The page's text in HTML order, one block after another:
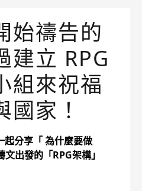
始禱告的
建立 RPG
組來祝福
家！
起分享「 為什麼要做
出發的「RPG架構」